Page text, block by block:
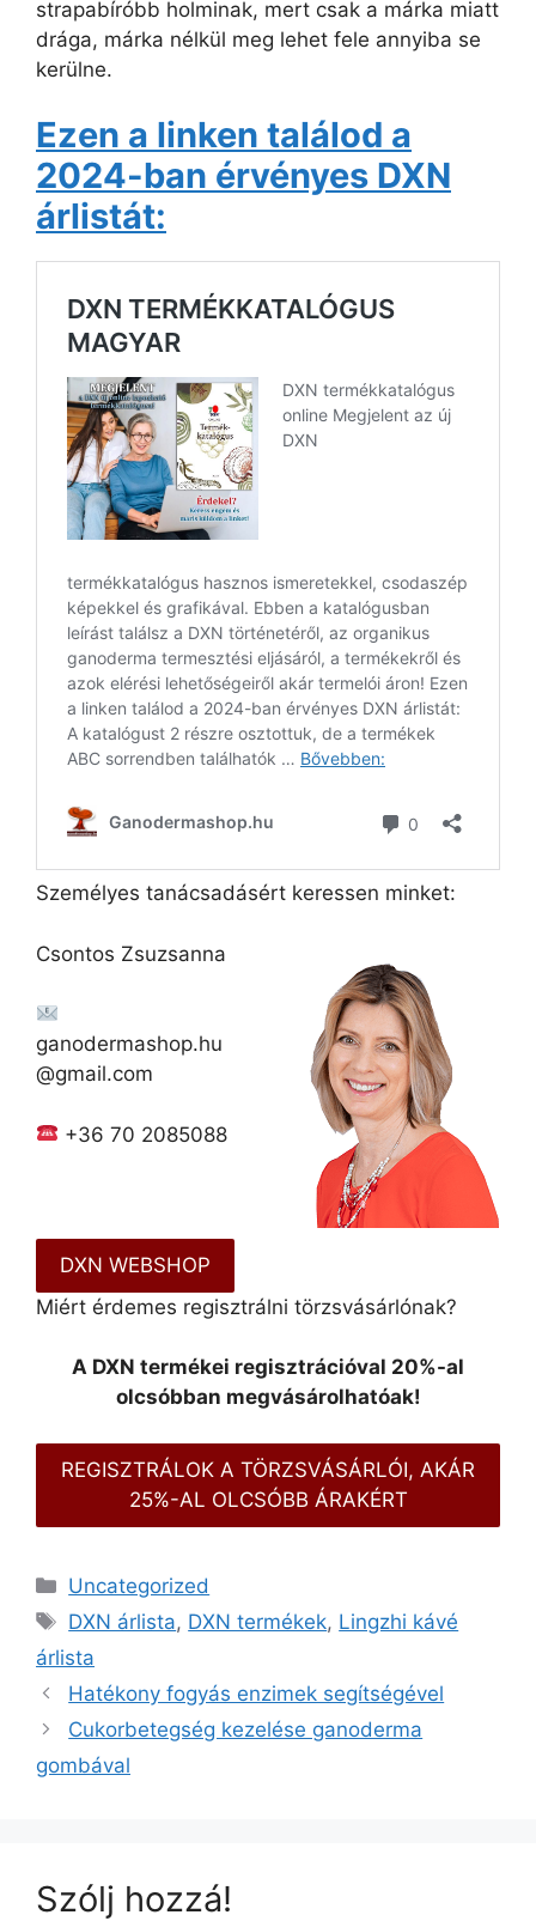
strapabíróbb holminak, mert csak a márka miatt
drága, márka nélkül meg lehet fele annyiba se
kerülne.
Ezen a linken találod a
2024-ban érvényes DXN
árlistát:
Személyes tanácsadásért keressen minket:
Csontos Zsuzsanna
ganodermashop.hu
@gmail.com
+36 70 2085088
DXN WEBSHOP
Miért érdemes regisztrálni törzsvásárlónak?
A DXN termékei regisztrációval 20%-al
olcsóbban megvásárolhatóak!
REGISZTRÁLOK A TÖRZSVÁSÁRLÓI, AKÁR
25%-AL OLCSÓBB ÁRAKÉRT
Kategória
Uncategorized
Címkék
DXN árlista, DXN termékek, Lingzhi kávé
árlista
Hatékony fogyás enzimek segítségével
Cukorbetegség kezelése ganoderma
gombával
Szólj hozzá!